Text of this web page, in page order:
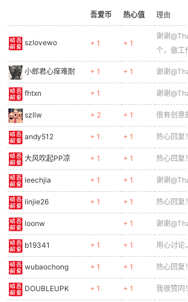
吾爱币 热心值 理由
szlovewo + 1 + 1
谢谢
个，做工
小郎君心痒难耐 + 1 + 1 谢谢
fhtxn + 1 谢谢
szllw + 2 + 1 很有创意
andy512 + 1 + 1 热心回复！
大风吹起PP凉 + 1 + 1 热心回复！
leechjia + 1 + 1 谢谢
linjie26 + 1 + 1 热心回复！
loonw + 1 谢谢
b19341 + 1 + 1 用心讨论
wubaochong + 1 + 1 热心回复！
DOUBLEUPK + 1 + 1 我很赞同！